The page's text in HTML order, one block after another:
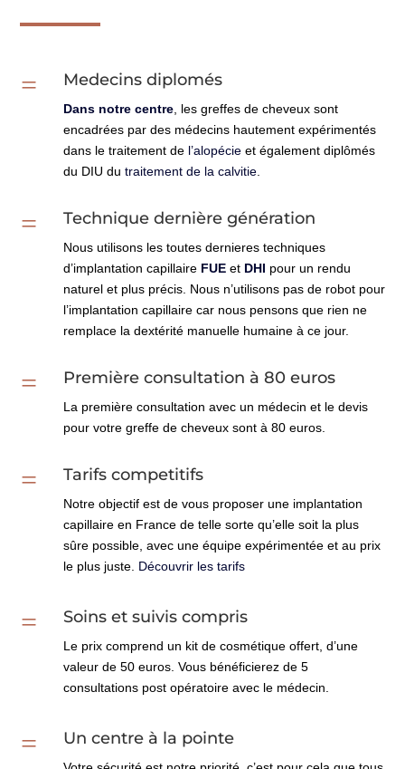
= Medecins diplomés
Dans notre centre, les greffes de cheveux sont
encadrées par des médecins hautement expérimentés
dans le traitement de l’alopécieet également diplômés
du DIU du traitement de la calvitie.
= Technique dernière génération
Nous utilisons les toutes dernieres techniques
d’implantation capillaire FUEet DHI pour un rendu
naturel et plus précis. Nous n’utilisons pas de robot pour
l’implantation capillaire car nous pensons que rien ne
remplace la dextérité manuelle humaine à ce jour.
= Première consultation à 80 euros
La première consultation avec un médecin et le devis
pour votre greffe de cheveux sont à 80 euros.
= Tarifs competitifs
Notre objectif est de vous proposer une implantation
capillaire en France de telle sorte qu’elle soit la plus
sûre possible, avec une équipe expérimentée et au prix
le plus juste. Découvrir les tarifs
= Soins et suivis compris
Le prix comprend un kit de cosmétique offert, d’une
valeur de 50 euros. Vous bénéficierez de 5
consultations post opératoire avec le médecin.
= Un centre à la pointe